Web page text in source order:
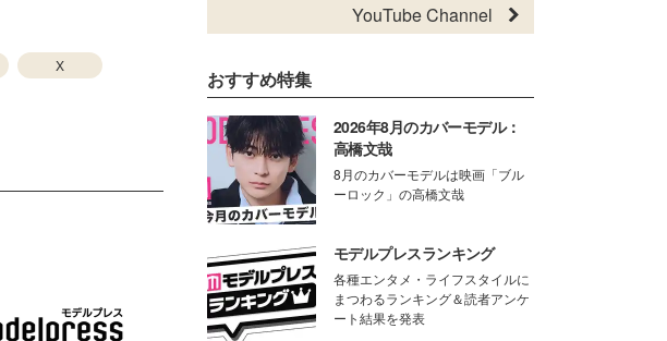
X
YouTube Channel
おすすめ特集
2026年8月のカバーモデル：
高橋文哉
8月のカバーモデルは映画「ブル
ーロック」の高橋文哉
モデルプレスランキング
各種エンタメ・ライフスタイルに
まつわるランキング＆読者アンケ
ート結果を発表